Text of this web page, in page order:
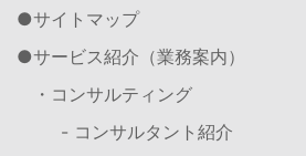
サイトマップ
サービス紹介（業務案内）
・コンサルティング
- コンサルタント紹介